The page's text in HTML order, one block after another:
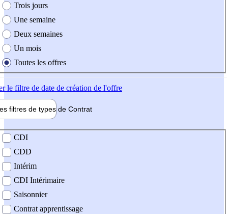
Trois jours
Une semaine
Deux semaines
Un mois
Toutes les offres
le filtre de date de création de l'offre
filtres de types de Contrat
contrat
CDI
CDD
Intérim
CDI Intérimaire
Saisonnier
Contrat apprentissage